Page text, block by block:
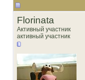
Florinata
Активный участник
активный участник